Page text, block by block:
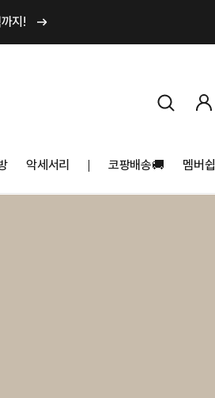
지!
악세서리 코팡배송🚚 멤버쉽